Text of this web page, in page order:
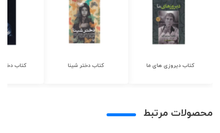
کتاب دیروزی های ما کتاب دختر شینا کتاب دختر
محصولات مرتبط